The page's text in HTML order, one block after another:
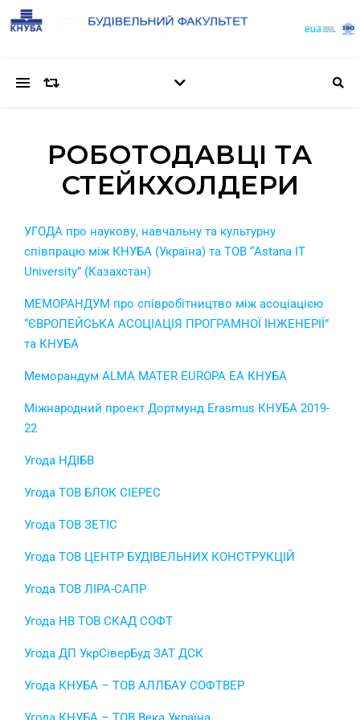
РОБОТОДАВЦІ ТА
СТЕЙКХОЛДЕРИ
УГОДА про наукову, навчальну та культурну
співпрацю між КНУБА (Україна) та ТОВ “Astana IT
University” (Казахстан)
МЕМОРАНДУМ про співробітництво між асоціацією
“ЄВРОПЕЙСЬКА АСОЦІАЦІЯ ПРОГРАМНОЇ ІНЖЕНЕРІЇ”
та КНУБА
Меморандум ALMA MATER EUROPA EA КНУБА
Міжнародний проект Дортмунд Erasmus КНУБА 2019-
22
Угода НДІБВ
Угода ТОВ БЛОК СІЕРЕС
Угода ТОВ ЗЕТІС
Угода ТОВ ЦЕНТР БУДІВЕЛЬНИХ КОНСТРУКЦІЙ
Угода ТОВ ЛІРА-САПР
Угода НВ ТОВ СКАД СОФТ
Угода ДП УкрСіверБуд ЗАТ ДСК
Угода КНУБА – ТОВ АЛЛБАУ СОФТВЕР